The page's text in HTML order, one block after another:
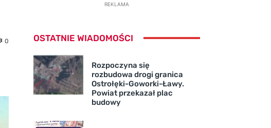
0
REKLAMA
OSTATNIE WIADOMOŚCI
Rozpoczyna się
rozbudowa drogi granica
Ostrołęki-Goworki-Ławy.
Powiat przekazał plac
budowy